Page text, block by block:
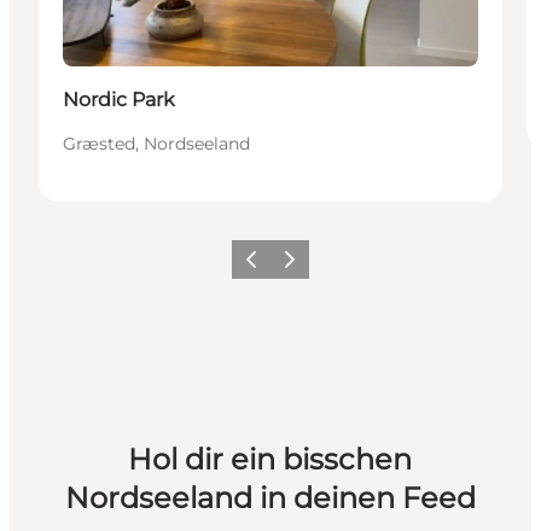
Nordic Park
Græsted, Nordseeland
ZurückWeiter
Hol dir ein bisschen
Nordseeland in deinen Feed